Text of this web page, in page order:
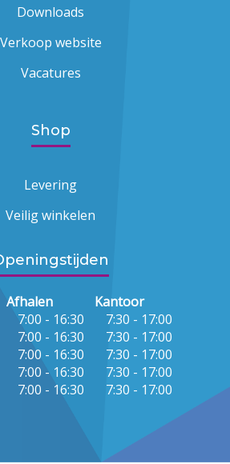
Downloads
Verkoop website
Vacatures
Shop
Levering
Veilig winkelen
Afhalen
Kantoor
7:00 - 16:30
7:30 - 17:00
7:00 - 16:30
7:30 - 17:00
7:00 - 16:30
7:30 - 17:00
7:00 - 16:30
7:30 - 17:00
7:00 - 16:30 7:30 - 17:00